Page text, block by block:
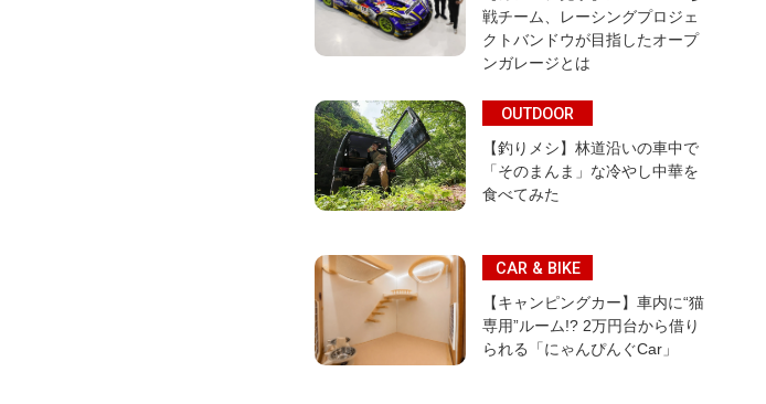
戦チーム、レーシングプロジェ
クトバンドウが目指したオープ
ンガレージとは
OUTDOOR
【釣りメシ】林道沿いの車中で
「そのまんま」な冷やし中華を
食べてみた
CAR & BIKE
【キャンピングカー】車内に“猫
専用”ルーム!? 2万円台から借り
られる「にゃんぴんぐCar」